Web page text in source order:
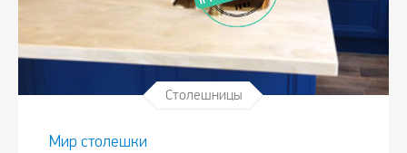
Столешницы
Мир столешки